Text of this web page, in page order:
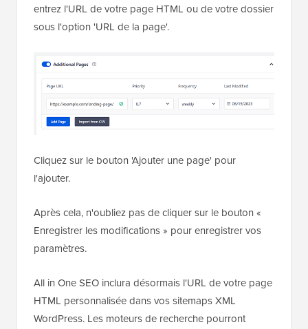
entrez l'URL de votre page HTML ou de votre dossier
sous l'option 'URL de la page'.
Cliquez sur le bouton 'Ajouter une page' pour
l'ajouter.
Après cela, n'oubliez pas de cliquer sur le bouton «
Enregistrer les modifications » pour enregistrer vos
paramètres.
All in One SEO inclura désormais l'URL de votre page
HTML personnalisée dans vos sitemaps XML
WordPress. Les moteurs de recherche pourront